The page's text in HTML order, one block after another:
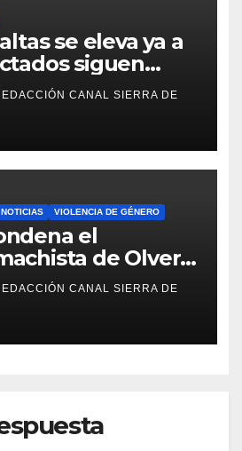
se eleva ya a
siguen
el siniestro de
CANAL SIERRA DE
NOTICIAS VIOLENCIA DE GÉNERO
el
de Olvera
la unidad para
lacra
CANAL SIERRA DE